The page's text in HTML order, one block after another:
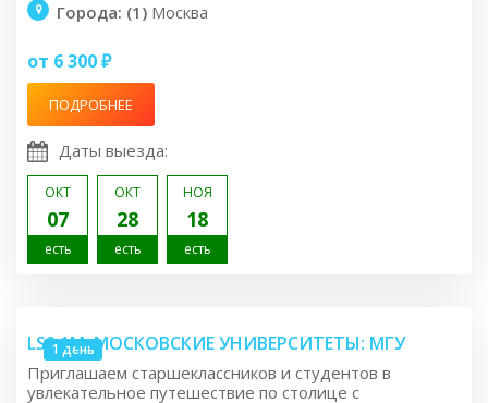
Города: (1) Москва
от 6 300 ₽
ПОДРОБНЕЕ
Даты выезда:
ОКТ
07
есть
ОКТ
28
есть
НОЯ
18
есть
1 день
LS2.1M: МОСКОВСКИЕ УНИВЕРСИТЕТЫ: МГУ
Приглашаем старшеклассников и студентов в
увлекательное путешествие по столице с